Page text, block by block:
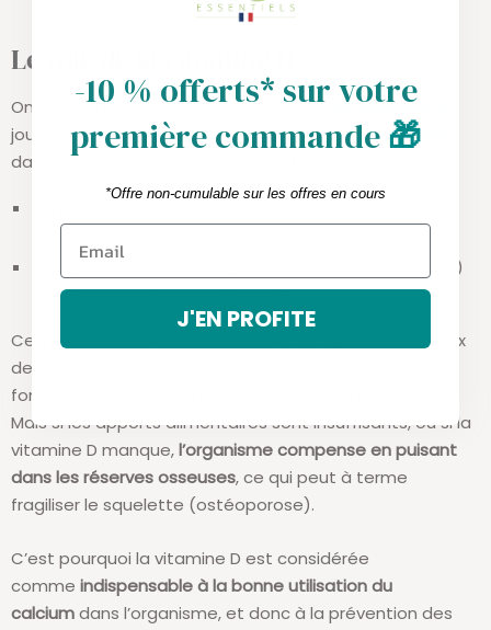
Le rôle de la vitamine D
On sait depuis plusieurs décennies que
la vitamine D
joue un rôle déterminant pour lafixation du calcium
dans l’organisme. Elle intervient notamment :
muqueuse intestinale
En régulant la calcémie (le taux de calcium sanguin)
via le calcitriol, sa forme active.
Ce système de régulation permet de maintenir un taux
de calcium stable dans le sang, indispensable au bon
fonctionnement des muscles et du système nerveux.
Mais si les apports alimentaires sont insuffisants, ou si la
vitamine D manque,l’organisme compense en puisant
dans les réserves osseuses, ce qui peut à terme
fragiliser le squelette (ostéoporose).
C’est pourquoi la vitamine D est considérée
comme indispensable à la bonne utilisation du
calciumdans l’organisme, et donc à la prévention des
-10 % offerts* sur votre
première commande🎁
*Offre non-cumulable sur les offres en cours
J'EN PROFITE